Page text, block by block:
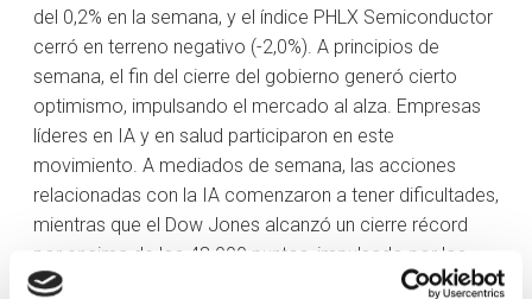
del 0,2% en la semana, y el índice PHLX Semiconductor
cerró en terreno negativo (-2,0%). A principios de
semana, el fin del cierre del gobierno generó cierto
optimismo, impulsando el mercado al alza. Empresas
líderes en IA y en salud participaron en este
movimiento. A mediados de semana, las acciones
relacionadas con la IA comenzaron a tener dificultades,
mientras que el Dow Jones alcanzó un cierre récord
por encima de los 48.000 puntos, impulsado por los
sectores financiero (+0,1%) e industrial (-0,9%). El índice